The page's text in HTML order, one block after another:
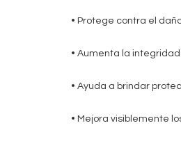
• Protege contra el
• Aumenta la
• Ayuda a brindar
• Mejora visiblemente